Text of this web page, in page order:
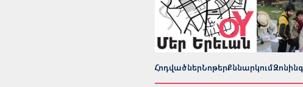
ՀոդվածներՆոթերՔննարկումԶոնինգ